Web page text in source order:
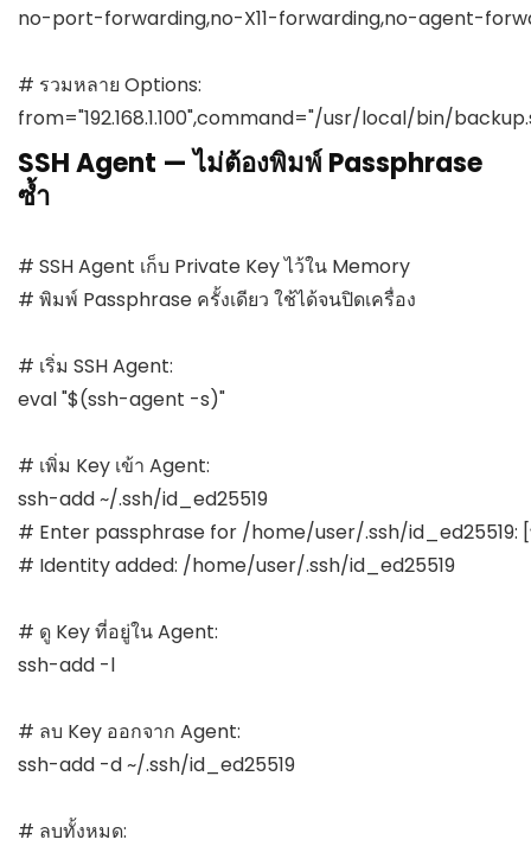
no-port-forwarding,no-X11-forwarding,no-agent-
# รวมหลาย Options:
from="192.168.1.100",command="/usr/local/bin/
SSH Agent — ไม่ต้องพิมพ์ Passphrase
ซ้ำ
# SSH Agent เก็บ Private Key ไว้ใน Memory
# พิมพ์ Passphrase ครั้งเดียว ใช้ได้จนปิดเครื่อง
# เริ่ม SSH Agent:
eval "$(ssh-agent -s)"
# เพิ่ม Key เข้า Agent:
ssh-add ~/.ssh/id_ed25519
# Enter passphrase for /home/user/.ssh/id_ed25519:
# Identity added: /home/user/.ssh/id_ed25519
# ดู Key ที่อยู่ใน Agent:
ssh-add -l
# ลบ Key ออกจาก Agent:
ssh-add -d ~/.ssh/id_ed25519
# ลบทั้งหมด: